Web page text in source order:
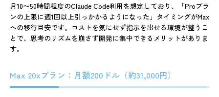
月10〜50時間程度のClaude Code利用を想定しており、「Proプラ
ンの上限に週1回以上引っかかるようになった」タイミングがMax
への移行目安です。コストを気にせず指示を出せる環境が整うこ
とで、思考のリズムを崩さず開発に集中できるメリットがありま
す。
Max 20xプラン：月額200ドル（約31,000円）